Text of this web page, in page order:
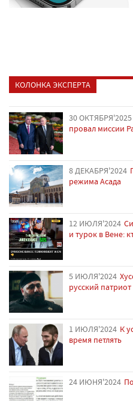
КОЛОНКА ЭКСПЕРТА
30 ОКТЯБРЯ'2025
провал миссии
8 ДЕКАБРЯ'2024
режима Асада
12 ИЮЛЯ'2024
и турок в Вене:
5 ИЮЛЯ'2024
русский
1 ИЮЛЯ'2024 К
время петлять
24 ИЮНЯ'2024